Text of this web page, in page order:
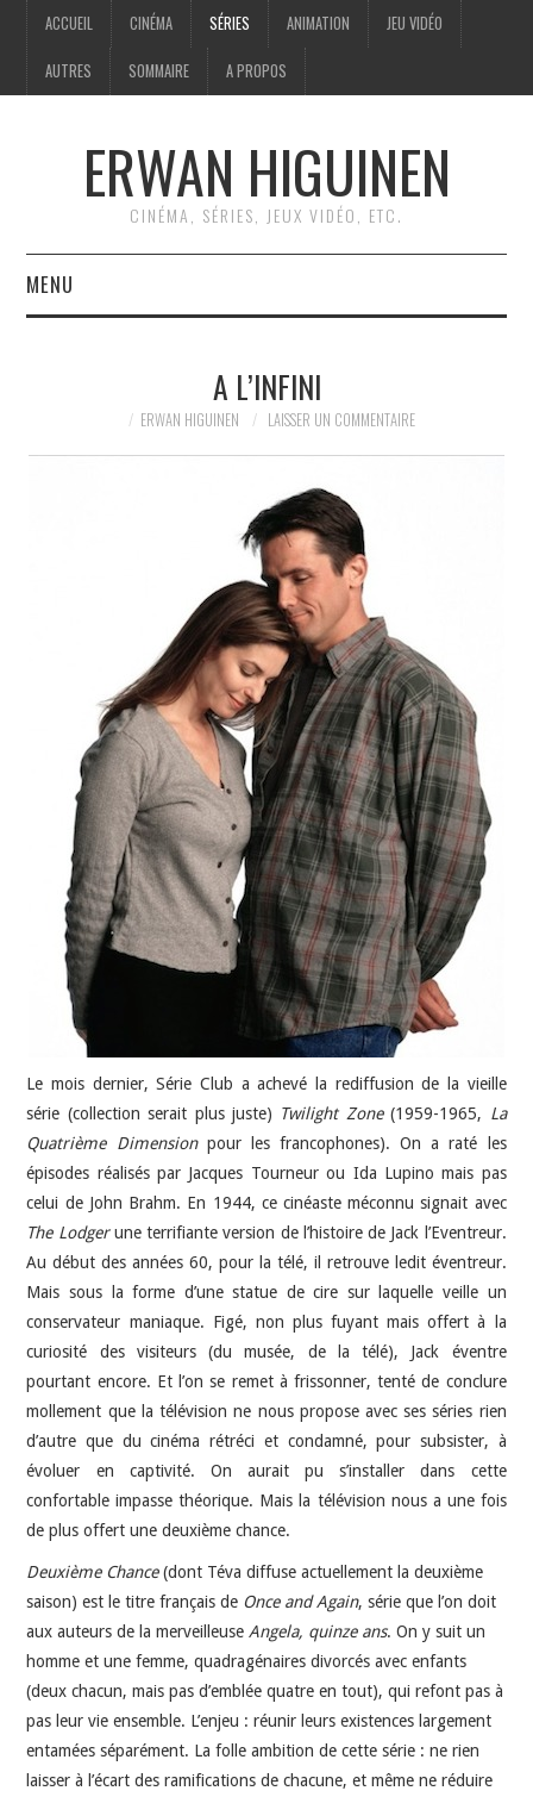
ACCUEIL CINÉMA SÉRIES ANIMATION JEU VIDÉO
AUTRES SOMMAIRE A PROPOS
ERWAN HIGUINEN
CINÉMA, SÉRIES, JEUX VIDÉO, ETC.
MENU
SÉRIES
SOMMAIRE
A PROPOS
A L’INFINI
ERWAN HIGUINEN LAISSER UN COMMENTAIRE
Le mois dernier, Série Club a achevé la rediffusion de la vieille
série (collection serait plus juste) Twilight Zone(1959-1965, La
Quatrième Dimensionpour les francophones). On a raté les
épisodes réalisés par Jacques Tourneur ou Ida Lupino mais pas
celui de John Brahm. En 1944, ce cinéaste méconnu signait avec
The Lodgerune terrifiante version de l’histoire de Jack l’Eventreur.
Au début des années 60, pour la télé, il retrouve ledit éventreur.
Mais sous la forme d’une statue de cire sur laquelle veille un
conservateur maniaque. Figé, non plus fuyant mais offert à la
curiosité des visiteurs (du musée, de la télé), Jack éventre
pourtant encore. Et l’on se remet à frissonner, tenté de conclure
mollement que la télévision ne nous propose avec ses séries rien
d’autre que du cinéma rétréci et condamné, pour subsister, à
évoluer en captivité. On aurait pu s’installer dans cette
confortable impasse théorique. Mais la télévision nous a une fois
de plus offert une deuxième chance.
Deuxième Chance(dont Téva diffuse actuellement la deuxième
saison) est le titre français de Once and Again, série que l’on doit
aux auteurs de la merveilleuseAngela, quinze ans. On y suit un
homme et une femme, quadragénaires divorcés avec enfants
(deux chacun, mais pas d’emblée quatre en tout), qui refont pas à
pas leur vie ensemble. L’enjeu : réunir leurs existences largement
entamées séparément. La folle ambition de cette série : ne rien
laisser à l’écart des ramifications de chacune, et même ne réduire